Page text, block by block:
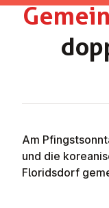
Am
und die
Floridsdorf